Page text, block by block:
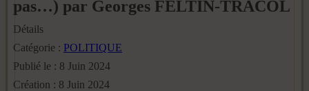
pas…) par Georges FELTIN-TRACOL
Détails
Catégorie : POLITIQUE
Publié le : 8 Juin 2024
Création : 8 Juin 2024